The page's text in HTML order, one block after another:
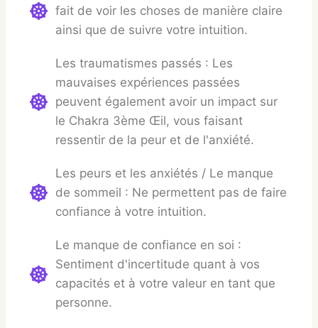
fait de voir les choses de manière claire
ainsi que de suivre votre intuition.
Les traumatismes passés : Les
mauvaises expériences passées
peuvent également avoir un impact sur
le Chakra 3ème Œil, vous faisant
ressentir de la peur et de l'anxiété.
Les peurs et les anxiétés / Le manque
de sommeil : Ne permettent pas de faire
confiance à votre intuition.
Le manque de confiance en soi :
Sentiment d'incertitude quant à vos
capacités et à votre valeur en tant que
personne.